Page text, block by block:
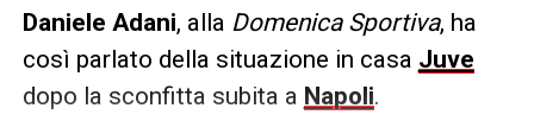
Daniele Adani, alla Domenica Sportiva, ha
così parlato della situazione in casa Juve
dopo la sconfitta subita a Napoli.